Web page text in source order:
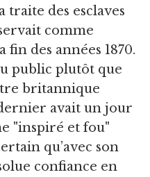
traite des esclaves
comme
des années 1870.
public plutôt que
britannique
avait un jour
"inspiré et fou"
qu’avec son
confiance en